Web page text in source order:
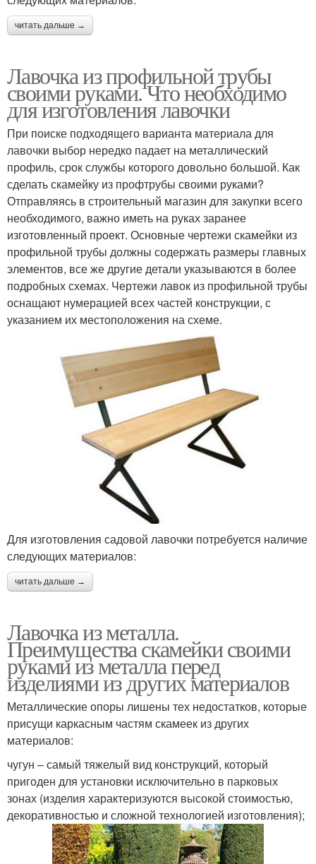
читать дальше →
Лавочка из профильной трубы
своими руками. Что необходимо
для изготовления лавочки
При поиске подходящего варианта материала для
лавочки выбор нередко падает на металлический
профиль, срок службы которого довольно большой. Как
сделать скамейку из профтрубы своими руками?
Отправляясь в строительный магазин для закупки всего
необходимого, важно иметь на руках заранее
изготовленный проект. Основные чертежи скамейки из
профильной трубы должны содержать размеры главных
элементов, все же другие детали указываются в более
подробных схемах. Чертежи лавок из профильной трубы
оснащают нумерацией всех частей конструкции, с
указанием их местоположения на схеме.
Для изготовления садовой лавочки потребуется наличие
следующих материалов:
читать дальше →
Лавочка из металла.
Преимущества скамейки своими
руками из металла перед
изделиями из других материалов
Металлические опоры лишены тех недостатков, которые
присущи каркасным частям скамеек из других
материалов:
чугун – самый тяжелый вид конструкций, который
пригоден для установки исключительно в парковых
зонах (изделия характеризуются высокой стоимостью,
декоративностью и сложной технологией изготовления);